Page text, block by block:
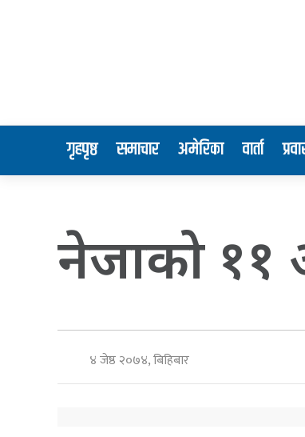
गृहपृष्ठ समाचार अमेरिका वार्ता
नेजाको ११
४ जेष्ठ २०७४, बिहिबार